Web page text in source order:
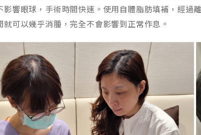
影響眼球，手術時間快速。使用自體脂肪填補，經
就可以幾乎消腫，完全不會影響到正常作息。